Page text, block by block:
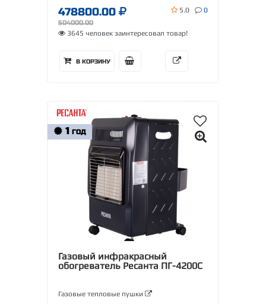
478800.00
504000.00
5.0 0
3645 человек заинтересовал товар!
В КОРЗИНУ
1 ГОД
Газовый инфракрасный
обогреватель Ресанта ПГ-4200С
Газовые тепловые пушки